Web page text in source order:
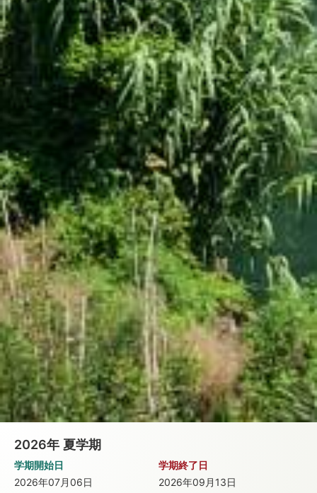
2026年 夏学期
学期開始日
2026年07月06日
学期終了日
2026年09月13日